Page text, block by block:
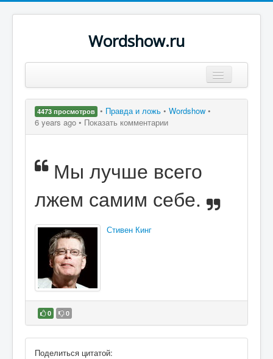
Wordshow.ru
Популярные цитаты
Поиск
4473 просмотров • Правда и ложь • Wordshow •
6 years ago • Показать комментарии
Мы лучше всего
лжем самим себе.
Стивен Кинг
0 0
В избранное
Поделиться цитатой: